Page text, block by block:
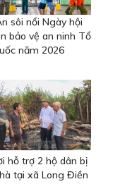
sôi nổi Ngày hội
bảo vệ an ninh Tổ
năm 2026
hỗ trợ 2 hộ dân bị
tại xã Long Điền